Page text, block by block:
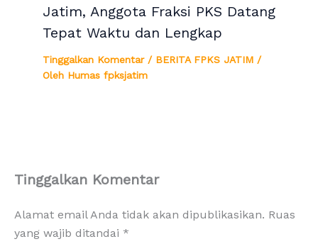
Jatim, Anggota Fraksi PKS Datang
Tepat Waktu dan Lengkap
Tinggalkan Komentar / BERITA FPKS JATIM /
Oleh Humas fpksjatim
Tinggalkan Komentar
Alamat email Anda tidak akan dipublikasikan. Ruas
yang wajib ditandai *